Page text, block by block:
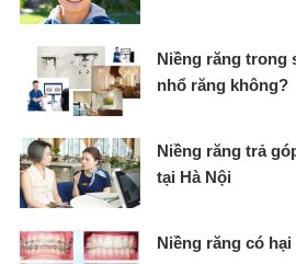
Niềng răng trong
nhổ răng không?
Niềng răng trả
tại Hà Nội
Niềng răng có